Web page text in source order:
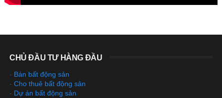
CHỦ ĐẦU TƯ HÀNG ĐẦU
- Bán bất động sản
- Cho thuê bất động sản
- Dự án bất động sản